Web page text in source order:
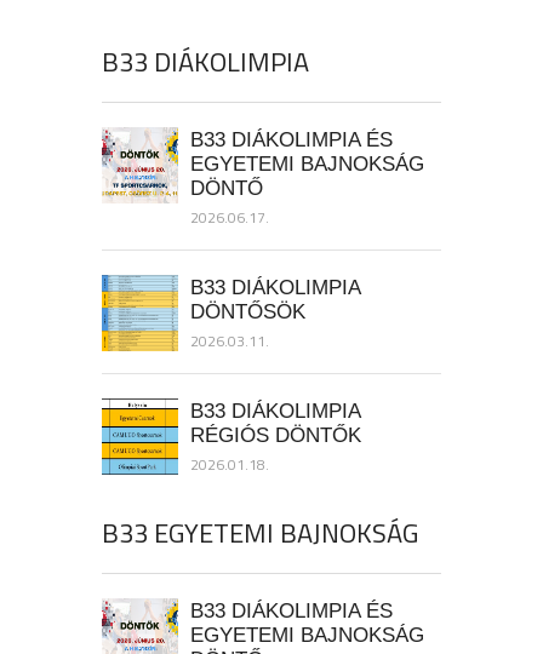
B33 DIÁKOLIMPIA
B33 DIÁKOLIMPIA ÉS
EGYETEMI BAJNOKSÁG
DÖNTŐ
2026.06.17.
B33 DIÁKOLIMPIA
DÖNTŐSÖK
2026.03.11.
B33 DIÁKOLIMPIA
RÉGIÓS DÖNTŐK
2026.01.18.
B33 EGYETEMI BAJNOKSÁG
B33 DIÁKOLIMPIA ÉS
EGYETEMI BAJNOKSÁG